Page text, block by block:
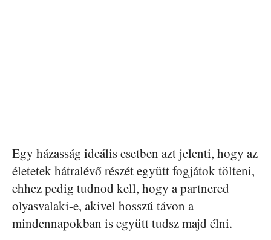
Egy házasság ideális esetben azt jelenti, hogy az
életetek hátralévő részét együtt fogjátok tölteni,
ehhez pedig tudnod kell, hogy a partnered
olyasvalaki-e, akivel hosszú távon a
mindennapokban is együtt tudsz majd élni.